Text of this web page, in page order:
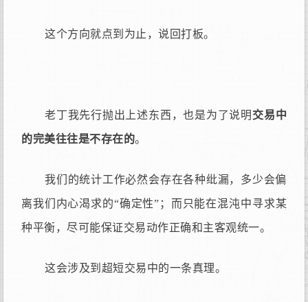
这个方向就点到为止，说回打板。
老丁我先行抛出上述东西，也是为了说明 交易中
的完美往往是不存在的。
我们的统计工作必然会存在各种纰漏，多少会偏
离我们内心渴求的“确定性”；而只能在混沌中寻求某
种平衡，尽可能保证交易动作正确和主客观统一。
这会涉及到超短交易中的一条真理。